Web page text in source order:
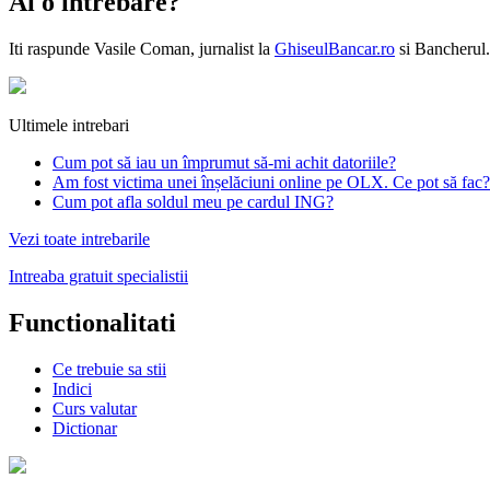
Iti raspunde Vasile Coman, jurnalist la GhiseulBancar.ro si
Ultimele intrebari
Cum pot să iau un împrumut să-mi achit datoriile?
Am fost victima unei înșelăciuni online pe OLX. Ce pot să fac?
Cum pot afla soldul meu pe cardul ING?
Vezi toate intrebarile
Intreaba gratuit specialistii
Functionalitati
Ce trebuie sa stii
Indici
Curs valutar
Dictionar